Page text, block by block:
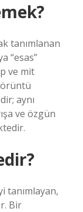
tanımlanan
“esas”
ve mit
aynı
ve özgün
tanımlayan,
Bir